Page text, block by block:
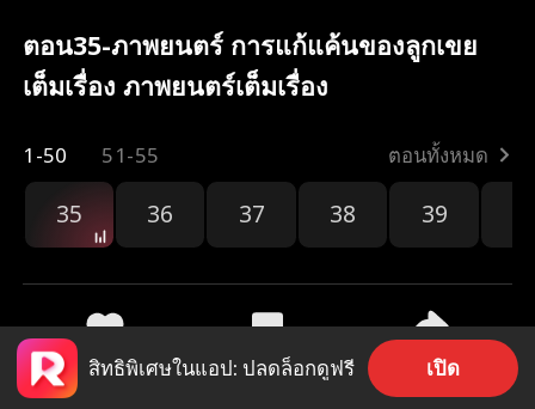
ตอน35-ภาพยนตร์ การแก้แค้นของลูกเขย
เต็มเรื่อง ภาพยนตร์เต็มเรื่อง
1-50 51-55 ตอนทั้งหมด
35 36 37 38 39
2.8k 790 แชร์
สิทธิพิเศษในแอป: ปลดล็อกดูฟรี เปิด